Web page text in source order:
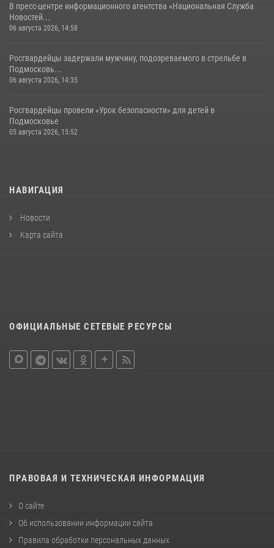
В пресс-центре информационного агентства «Национальная Служба
Новостей...
06 августа 2026, 14:58
Росгвардейцы задержали мужчину, подозреваемого в стрельбе в
Подмосковь...
06 августа 2026, 14:35
Росгвардейцы провели «Урок безопасности» для детей в
Подмосковье
05 августа 2026, 15:52
НАВИГАЦИЯ
Новости
Карта сайта
ОФИЦИАЛЬНЫЕ СЕТЕВЫЕ РЕСУРСЫ
ПРАВОВАЯ И ТЕХНИЧЕСКАЯ ИНФОРМАЦИЯ
О сайте
Об использовании информации сайта
Правила обработки персональных данных